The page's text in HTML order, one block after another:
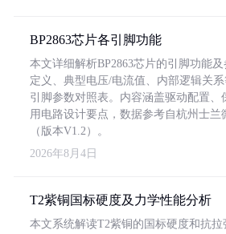
BP2863芯片各引脚功能
本文详细解析BP2863芯片的引脚功能
定义、典型电压/电流值、内部逻辑关
引脚参数对照表。内容涵盖驱动配置、
用电路设计要点，数据参考自杭州士兰
（版本V1.2）。
2026年8月4日
T2紫铜国标硬度及力学性能分析
本文系统解读T2紫铜的国标硬度和抗拉